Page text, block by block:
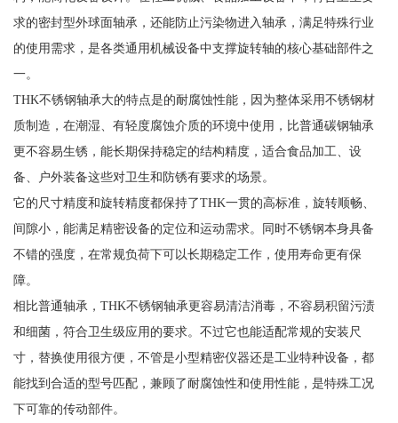
求的密封型外球面轴承，还能防止污染物进入轴承，满足特殊行业
的使用需求，是各类通用机械设备中支撑旋转轴的核心基础部件之
一。
THK不锈钢轴承大的特点是的耐腐蚀性能，因为整体采用不锈钢材
质制造，在潮湿、有轻度腐蚀介质的环境中使用，比普通碳钢轴承
更不容易生锈，能长期保持稳定的结构精度，适合食品加工、设
备、户外装备这些对卫生和防锈有要求的场景。
它的尺寸精度和旋转精度都保持了THK一贯的高标准，旋转顺畅、
间隙小，能满足精密设备的定位和运动需求。同时不锈钢本身具备
不错的强度，在常规负荷下可以长期稳定工作，使用寿命更有保
障。
相比普通轴承，THK不锈钢轴承更容易清洁消毒，不容易积留污渍
和细菌，符合卫生级应用的要求。不过它也能适配常规的安装尺
寸，替换使用很方便，不管是小型精密仪器还是工业特种设备，都
能找到合适的型号匹配，兼顾了耐腐蚀性和使用性能，是特殊工况
下可靠的传动部件。